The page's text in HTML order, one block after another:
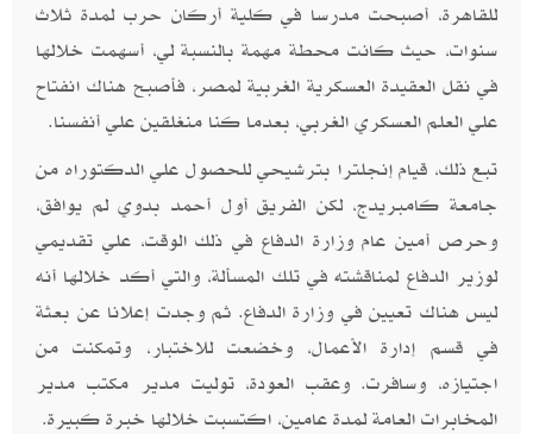
للقاهرة، أصبحت مدرسا في كلية أركان حرب لمدة ثلاث
سنوات، حيث كانت محطة مهمة بالنسبة لي، أسهمت خلالها
في نقل العقيدة العسكرية الغربية لمصر، فأصبح هناك انفتاح
علي العلم العسكري الغربي، بعدما كنا منغلقين علي أنفسنا.
تبع ذلك، قيام إنجلترا بترشيحي للحصول علي الدكتوراه من
جامعة كامبريدج، لكن الفريق أول أحمد بدوي لم يوافق،
وحرص أمين عام وزارة الدفاع في ذلك الوقت، علي تقديمي
لوزير الدفاع لمناقشته في تلك المسألة، والتي أكد خلالها أنه
ليس هناك تعيين في وزارة الدفاع. ثم وجدت إعلانا عن بعثة
في قسم إدارة الأعمال، وخضعت للاختبار، وتمكنت من
اجتيازه، وسافرت. وعقب العودة، توليت مدير مكتب مدير
المخابرات العامة لمدة عامين، اكتسبت خلالها خبرة كبيرة.